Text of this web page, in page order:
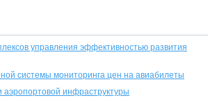
управления эффективностью развития
системы мониторинга цен на авиабилеты
инфраструктуры